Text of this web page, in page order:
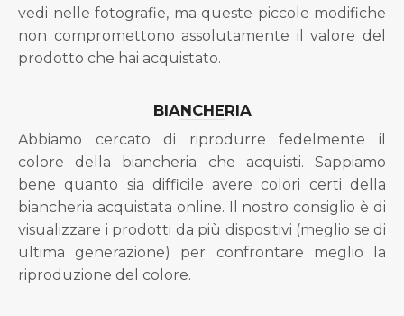
vedi nelle fotografie, ma queste piccole modifiche
non compromettono assolutamente il valore del
prodotto che hai acquistato.
BIANCHERIA
Abbiamo cercato di riprodurre fedelmente il
colore della biancheria che acquisti. Sappiamo
bene quanto sia difficile avere colori certi della
biancheria acquistata online. Il nostro consiglio è di
visualizzare i prodotti da più dispositivi (meglio se di
ultima generazione) per confrontare meglio la
riproduzione del colore.